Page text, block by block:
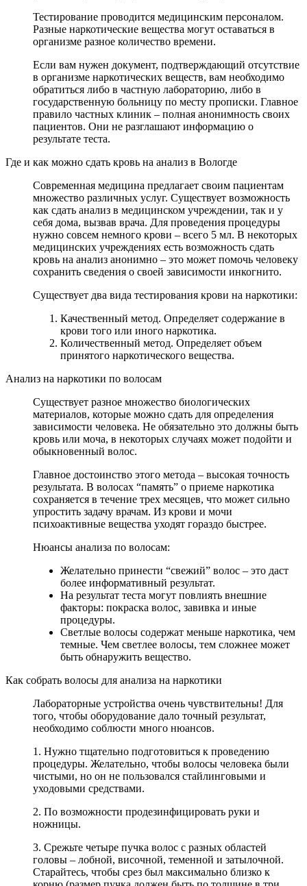
Тестирование проводится медицинским персоналом.
Разные наркотические вещества могут оставаться в
организме разное количество времени.
Если вам нужен документ, подтверждающий отсутствие
в организме наркотических веществ, вам необходимо
обратиться либо в частную лабораторию, либо в
государственную больницу по месту прописки. Главное
правило частных клиник – полная анонимность своих
пациентов. Они не разглашают информацию о
результате теста.
Где и как можно сдать кровь на анализ в Вологде
Современная медицина предлагает своим пациентам
множество различных услуг. Существует возможность
как сдать анализ в медицинском учреждении, так и у
себя дома, вызвав врача. Для проведения процедуры
нужно совсем немного крови – всего 5 мл. В некоторых
медицинских учреждениях есть возможность сдать
кровь на анализ анонимно – это может помочь человеку
сохранить сведения о своей зависимости инкогнито.
Существует два вида тестирования крови на наркотики:
Качественный метод. Определяет содержание в
крови того или иного наркотика.
Количественный метод. Определяет объем
принятого наркотического вещества.
Анализ на наркотики по волосам
Существует разное множество биологических
материалов, которые можно сдать для определения
зависимости человека. Не обязательно это должны быть
кровь или моча, в некоторых случаях может подойти и
обыкновенный волос.
Главное достоинство этого метода – высокая точность
результата. В волосах “память” о приеме наркотика
сохраняется в течение трех месяцев, что может сильно
упростить задачу врачам. Из крови и мочи
психоактивные вещества уходят гораздо быстрее.
Нюансы анализа по волосам:
Желательно принести “свежий” волос – это даст
более информативный результат.
На результат теста могут повлиять внешние
факторы: покраска волос, завивка и иные
процедуры.
Светлые волосы содержат меньше наркотика, чем
темные. Чем светлее волосы, тем сложнее может
быть обнаружить вещество.
Как собрать волосы для анализа на наркотики
Лабораторные устройства очень чувствительны! Для
того, чтобы оборудование дало точный результат,
необходимо соблюсти много нюансов.
1. Нужно тщательно подготовиться к проведению
процедуры. Желательно, чтобы волосы человека были
чистыми, но он не пользовался стайлинговыми и
уходовыми средствами.
2. По возможности продезинфицировать руки и
ножницы.
3. Срежьте четыре пучка волос с разных областей
головы – лобной, височной, теменной и затылочной.
Старайтесь, чтобы срез был максимально близко к